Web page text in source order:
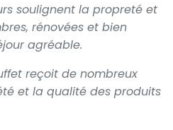
soulignent la propreté et
rénovées et bien
agréable.
reçoit de nombreux
et la qualité des produits